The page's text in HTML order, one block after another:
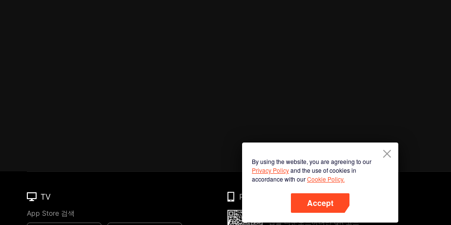
By using the website, you are agreeing to our
Privacy Policyand the use of cookies in
accordance with ourCookie Policy.
Accept
TV
App Store 검색
Phone
앱을 다운로드하려면 QR 코드